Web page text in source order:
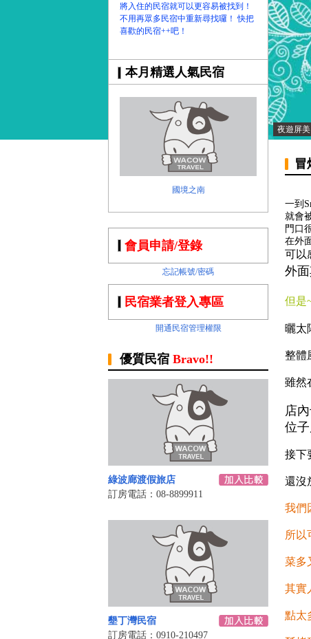
將入住的民宿就可以更容易被找到！
不用再眾多民宿中重新尋找囉！ 快把
喜歡的民宿++吧！
本月精選人氣民宿
國境之南
夜遊屏美
會員申請/登錄
忘記帳號/密碼
民宿業者登入專區
開通民宿管理權限
優質民宿 Bravo!!
綠波廊渡假旅店‎
訂房電話：08-8899911
墾丁灣民宿
訂房電話：0910-210497
冒
一到
就會
門口
在外
可以
外
但是
曬太
整體
雖然
店
位
接下
還沒
我們
所以
菜多
其實
點太